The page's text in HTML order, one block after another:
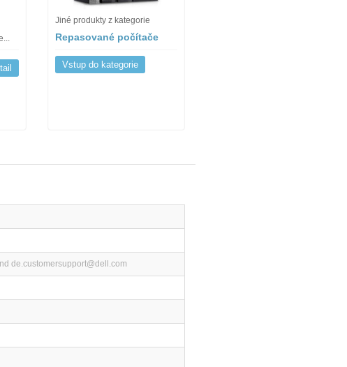
Jiné produkty z kategorie
Repasované počítače
Vstup do kategorie
de.customersupport@dell.com